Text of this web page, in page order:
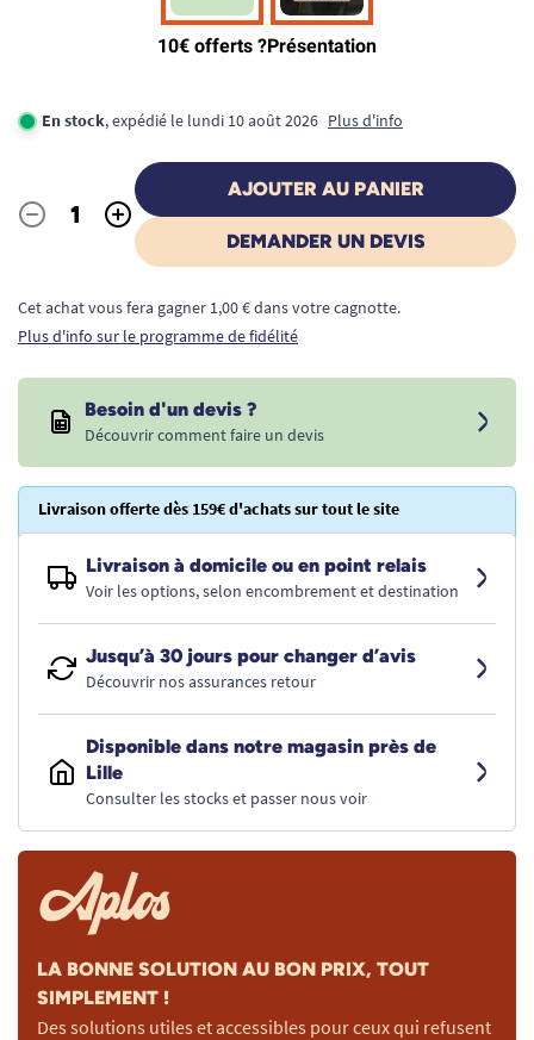
En stock, expédié le lundi 10 août 2026 Plus d'info
Quantité
- +
AJOUTER AU PANIER
DEMANDER UN DEVIS
Cet achat vous fera gagner 1,00 € dans votre cagnotte.
Plus d'info sur le programme de fidélité
Besoin d'un devis ?
Découvrir comment faire un devis
Livraison offerte dès 159€ d'achats sur tout le site
Livraison à domicile ou en point relais
Voir les options, selon encombrement et destination
Jusqu’à 30 jours pour changer d’avis
Découvrir nos assurances retour
Disponible dans notre magasin près de
Lille
Consulter les stocks et passer nous voir
LA BONNE SOLUTION AU BON PRIX, TOUT
SIMPLEMENT !
Des solutions utiles et accessibles pour ceux qui refusent